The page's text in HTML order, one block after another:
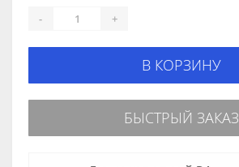
- +
В КОРЗИНУ
БЫСТРЫЙ ЗАКАЗ